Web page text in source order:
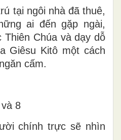
tại ngôi nhà đã thuê,
ai đến gặp ngài,
Thiên Chúa và dạy dỗ
Giêsu Kitô một cách
cấm.
8
chính trực sẽ nhìn